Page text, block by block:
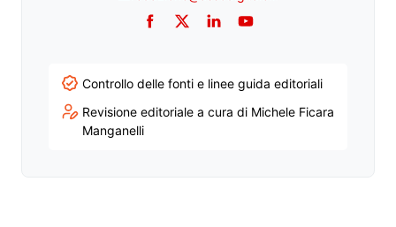
Facebook
TwitterLinkedInYouTube
Controllo delle fonti e linee guida editoriali
Revisione editoriale a cura di Michele Ficara
Manganelli